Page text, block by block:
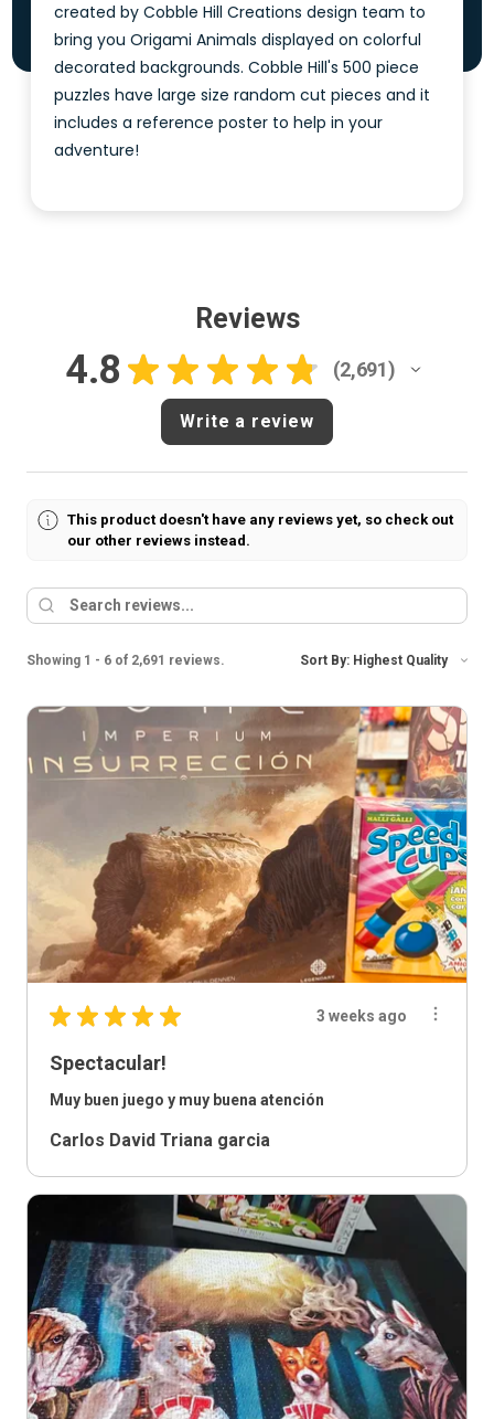
created by Cobble Hill Creations design team to
bring you Origami Animals displayed on colorful
decorated backgrounds. Cobble Hill's 500 piece
puzzles have large size random cut pieces and it
includes a reference poster to help in your
adventure!
Reviews
4.8 ★ ★ ★ ★ ★ 2,691
2691
Write a review
This product doesn't have any reviews yet, so check out
our other reviews instead.
Showing 1 - 6 of 2,691 reviews. Sort By:
★ ★ ★ ★ ★ 3 weeks ago
Spectacular!
Muy buen juego y muy buena atención
Carlos David Triana garcia